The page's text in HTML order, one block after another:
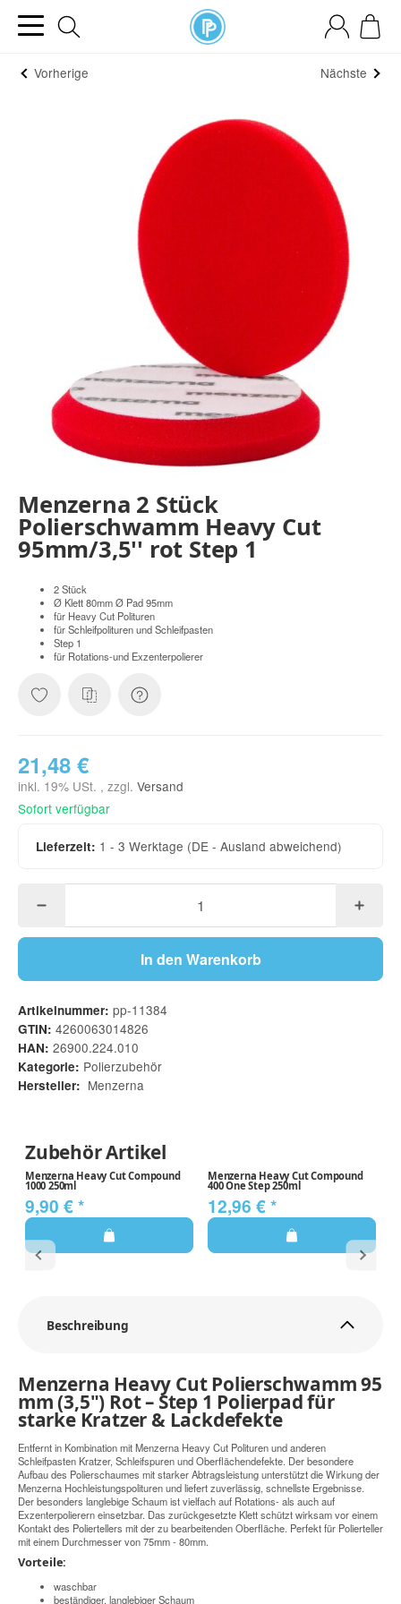
Vorherige Nächste
Menzerna 2 Stück
Polierschwamm Heavy Cut
95mm/3,5'' rot Step 1
2 Stück
Ø Klett 80mm Ø Pad 95mm
für Heavy Cut Polituren
für Schleifpolituren und Schleifpasten
Step 1
für Rotations-und Exzenterpolierer
21,48 €
inkl. 19% USt. , zzgl. Versand
Sofort verfügbar
Lieferzeit: 1 - 3 Werktage (DE - Ausland abweichend)
In den Warenkorb
Artikelnummer: pp-11384
GTIN: 4260063014826
HAN: 26900.224.010
Kategorie: Polierzubehör
Hersteller: Menzerna
Zubehör Artikel
Menzerna Heavy Cut Compound
1000 250ml
9,90 €*
Menzerna Heavy Cut Compound
400 One Step 250ml
12,96 €*
Beschreibung
Menzerna Heavy Cut Polierschwamm 95
mm (3,5") Rot – Step 1 Polierpad für
starke Kratzer & Lackdefekte
Entfernt in Kombination mit Menzerna Heavy Cut Polituren und anderen
Schleifpasten Kratzer, Schleifspuren und Oberflächendefekte. Der besondere
Aufbau des Polierschaumes mit starker Abtragsleistung unterstützt die Wirkung der
Menzerna Hochleistungspolituren und liefert zuverlässig, schnellste Ergebnisse.
Der besonders langlebige Schaum ist vielfach auf Rotations- als auch auf
Exzenterpolierern einsetzbar. Das zurückgesetzte Klett schützt wirksam vor einem
Kontakt des Poliertellers mit der zu bearbeitenden Oberfläche. Perfekt für Polierteller
mit einem Durchmesser von 75mm - 80mm.
Vorteile:
waschbar
beständiger, langlebiger Schaum